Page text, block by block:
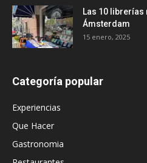
Las 10
Ámsterdam
15 enero, 2025
Categoría popular
Experiencias
Que Hacer
Gastronomia